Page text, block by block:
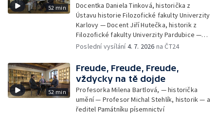
52 min
Docentka Daniela Tinková, historička z
Ústavu historie Filozofické fakulty Univerzity
Karlovy — Docent Jiří Hutečka, historik z
Filozofické fakulty Univerzity Pardubice —
Doktor Jiří Pondělíček, historik z University
Poslední vysílání4. 7. 2026 na ČT24
52 min
Freude, Freude, Freude,
vždycky na tě dojde
Profesorka Milena Bartlová, — historička
umění — Profesor Michal Stehlík, historik — a
ředitel Památníku písemnictví